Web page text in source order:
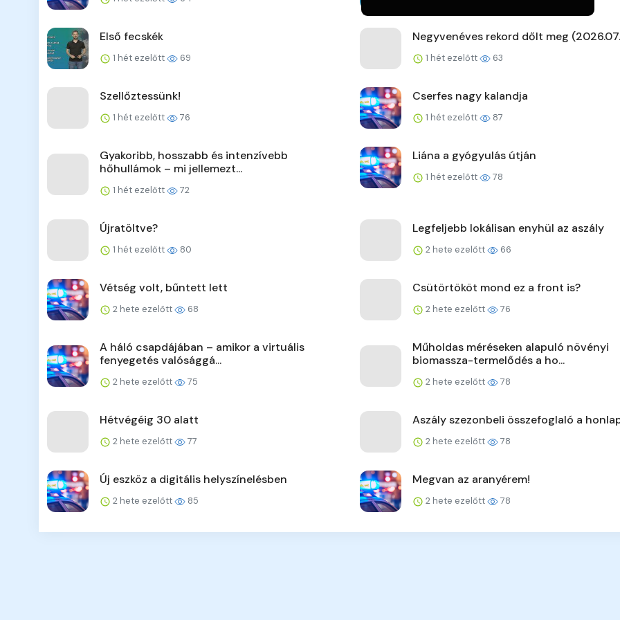
Első fecskék
1 hét ezelőtt 69
Negyvenéves rekord dőlt meg
1 hét ezelőtt 63
Szellőztessünk!
1 hét ezelőtt 76
Cserfes nagy kalandja
1 hét ezelőtt 87
Gyakoribb, hosszabb és intenzívebb
hőhullámok – mi jellemezt...
1 hét ezelőtt 72
Liána a gyógyulás útján
1 hét ezelőtt 78
Újratöltve?
1 hét ezelőtt 80
Legfeljebb lokálisan enyhül az aszály
2 hete ezelőtt 66
Vétség volt, bűntett lett
2 hete ezelőtt 68
Csütörtököt mond ez a front is?
2 hete ezelőtt 76
A háló csapdájában – amikor a virtuális
fenyegetés valósággá...
2 hete ezelőtt 75
Műholdas méréseken alapuló növényi
biomassza-termelődés a ho...
2 hete ezelőtt 78
Hétvégéig 30 alatt
2 hete ezelőtt 77
Aszály szezonbeli összefoglaló a
2 hete ezelőtt 78
Új eszköz a digitális helyszínelésben
2 hete ezelőtt 85
Megvan az aranyérem!
2 hete ezelőtt 78